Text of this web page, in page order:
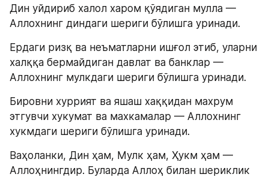
Дин уйдириб халол харом қўядиган мулла —
Аллохнинг диндаги шериги бўлишга уринади.
Ердаги ризқ ва неъматларни ишғол этиб, уларни
халққа бермайдиган давлат ва банклар —
Аллохнинг мулкдаги шериги бўлишга уринади.
Бировни хуррият ва яшаш хаққидан махрум
этгувчи хукумат ва махкамалар — Аллохнинг
хукмдаги шериги бўлишга уринади.
Ваҳоланки, Дин ҳам, Мулк ҳам, Ҳукм ҳам —
Аллоҳнингдир. Буларда Аллоҳ билан шериклик